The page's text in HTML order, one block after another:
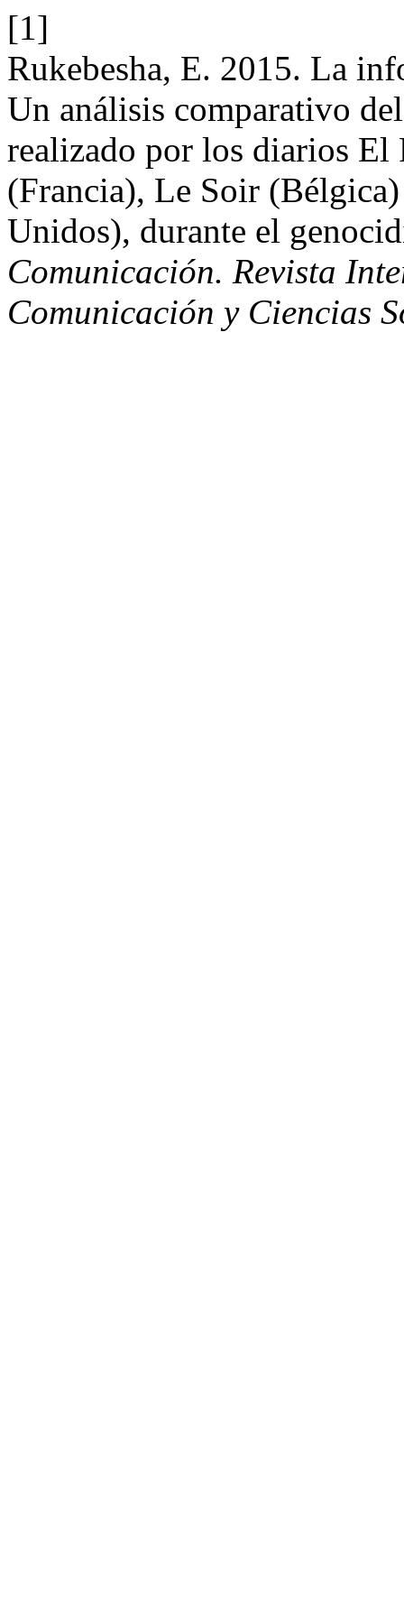
[1]
Rukebesha, E. 2015. La
Un análisis comparativo
realizado por los diarios El
(Francia), Le Soir
Unidos), durante el
Comunicación. Revista
Comunicación y Ciencias